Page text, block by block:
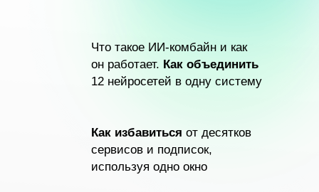
Что такое ИИ-комбайн и как
он работает. Как объединить
12 нейросетей в одну систему
Как избавиться от десятков
сервисов и подписок,
используя одно окно